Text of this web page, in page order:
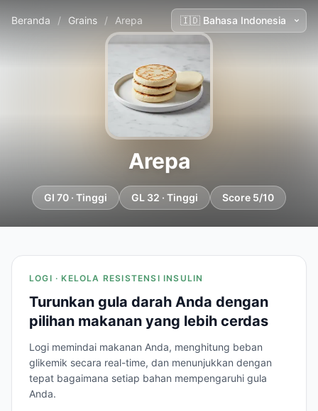
Beranda / Grains / Arepa
Arepa
GI 70 · Tinggi GL 32 · Tinggi Score 5/10
LOGI · KELOLA RESISTENSI INSULIN
Turunkan gula darah Anda dengan
pilihan makanan yang lebih cerdas
Logi memindai makanan Anda, menghitung beban
glikemik secara real-time, dan menunjukkan dengan
tepat bagaimana setiap bahan mempengaruhi gula
Anda.